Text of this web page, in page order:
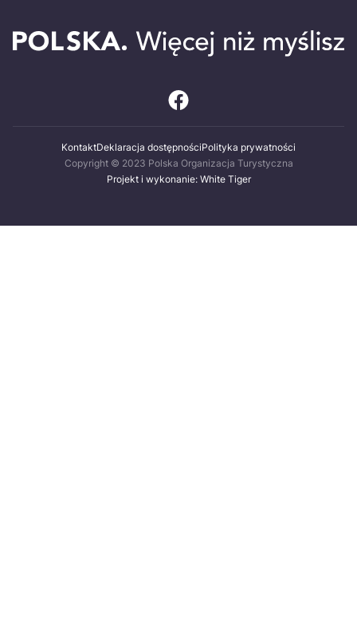
KontaktDeklaracja dostępnościPolityka prywatności
Copyright © 2023 Polska Organizacja Turystyczna
Projekt i wykonanie: White Tiger